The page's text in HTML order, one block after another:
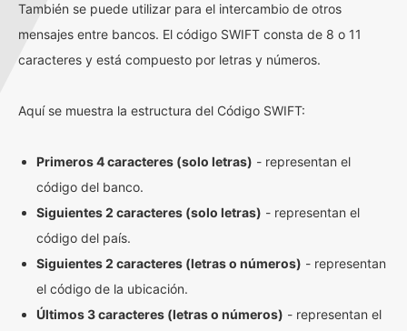
También se puede utilizar para el intercambio de otros
mensajes entre bancos. El código SWIFT consta de 8 o 11
caracteres y está compuesto por letras y números.
Aquí se muestra la estructura del Código SWIFT:
Primeros 4 caracteres (solo letras) - representan el
código del banco.
Siguientes 2 caracteres (solo letras) - representan el
código del país.
Siguientes 2 caracteres (letras o números) - representan
el código de la ubicación.
Últimos 3 caracteres (letras o números) - representan el